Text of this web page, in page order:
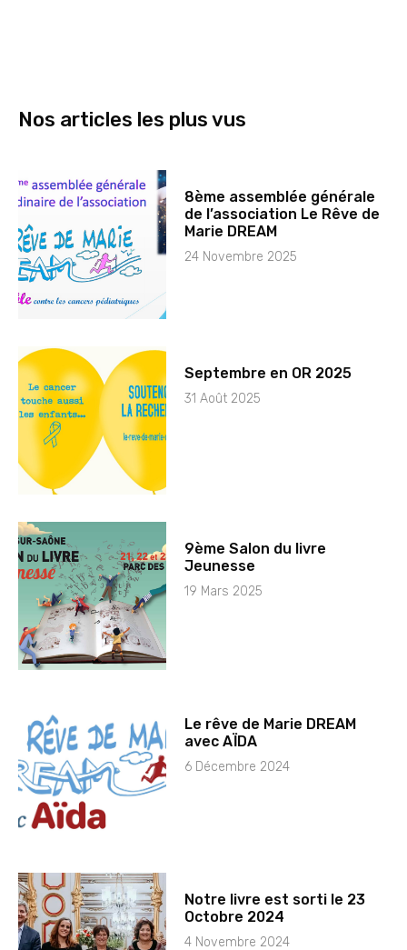
Nos articles les plus vus
8ème assemblée générale
de l’association Le Rêve de
Marie DREAM
24 Novembre 2025
Septembre en OR 2025
31 Août 2025
9ème Salon du livre
Jeunesse
19 Mars 2025
Le rêve de Marie DREAM
avec AÏDA
6 Décembre 2024
Notre livre est sorti le 23
Octobre 2024
4 Novembre 2024